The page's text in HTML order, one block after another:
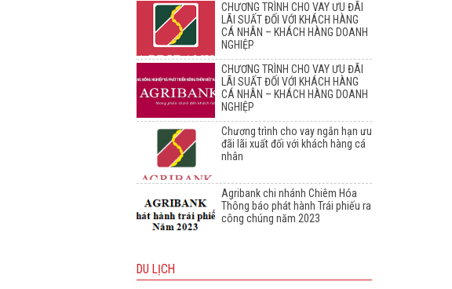
CHƯƠNG TRÌNH CHO VAY ƯU ĐÃI
LÃI SUẤT ĐỐI VỚI KHÁCH HÀNG
CÁ NHÂN – KHÁCH HÀNG DOANH
NGHIỆP
CHƯƠNG TRÌNH CHO VAY ƯU ĐÃI
LÃI SUẤT ĐỐI VỚI KHÁCH HÀNG
CÁ NHÂN – KHÁCH HÀNG DOANH
NGHIỆP
Chương trình cho vay ngắn hạn ưu
đãi lãi xuất đối với khách hàng cá
nhân
Agribank chi nhánh Chiêm Hóa
Thông báo phát hành Trái phiếu ra
công chúng năm 2023
DU LỊCH